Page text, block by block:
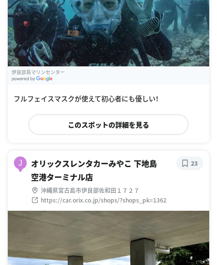
伊良部島マリンセンター
フルフェイスマスクが使えて初心者にも優しい！
このスポットの詳細を見る
J
オリックスレンタカーみやこ 下地島
空港ターミナル店
沖縄県宮古島市伊良部佐和田１７２７
https://car.orix.co.jp/shops/?shops_pk=1362
23